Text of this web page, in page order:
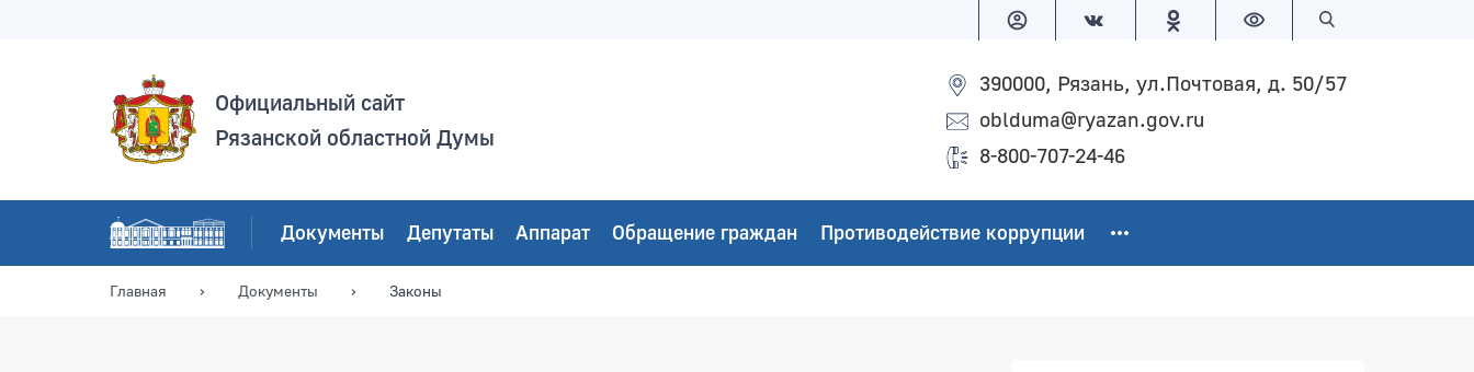
Версия для слабовидящих
Официальный сайт
Рязанской областной Думы
390000, Рязань, ул.Почтовая, д. 50/57
oblduma@ryazan.gov.ru
8-800-707-24-46
Документы Депутаты Аппарат Обращение граждан Противодействие коррупции
Главная Документы Законы